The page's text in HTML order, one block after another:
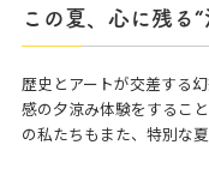
この夏、心に残る
歴史とアートが交差する
感の夕涼み体験をするこ
の私たちもまた、特別な